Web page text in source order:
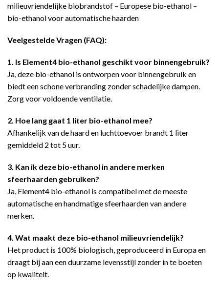
milieuvriendelijke biobrandstof – Europese bio-ethanol –
bio-ethanol voor automatische haarden
Veelgestelde Vragen (FAQ):
1. Is Element4 bio-ethanol geschikt voor binnengebruik?
Ja, deze bio-ethanol is ontworpen voor binnengebruik en
biedt een schone verbranding zonder schadelijke dampen.
Zorg voor voldoende ventilatie.
2. Hoe lang gaat 1 liter bio-ethanol mee?
Afhankelijk van de haard en luchttoevoer brandt 1 liter
gemiddeld 2 tot 5 uur.
3. Kan ik deze bio-ethanol in andere merken
sfeerhaarden gebruiken?
Ja, Element4 bio-ethanol is compatibel met de meeste
automatische en handmatige sfeerhaarden van andere
merken.
4. Wat maakt deze bio-ethanol milieuvriendelijk?
Het product is 100% biologisch, geproduceerd in Europa en
draagt bij aan een duurzame levensstijl zonder in te boeten
op kwaliteit.